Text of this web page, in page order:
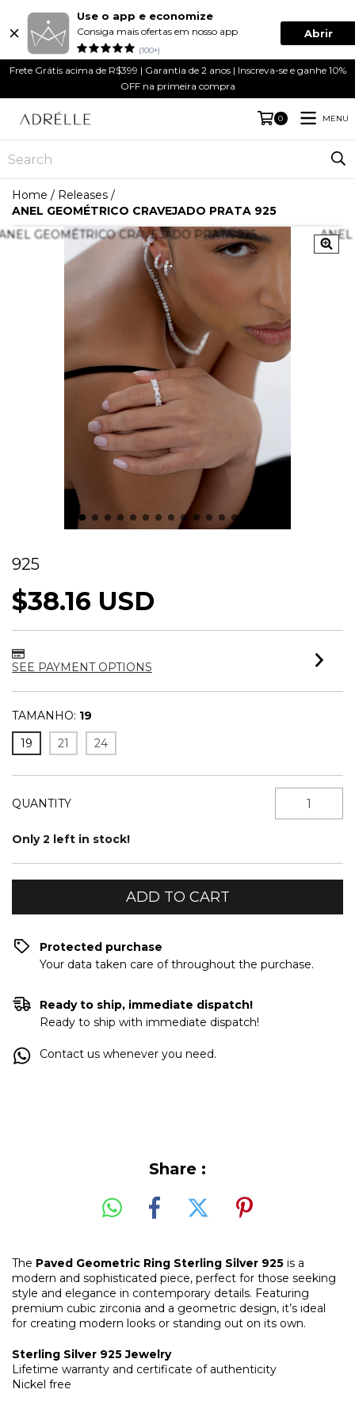
Use o app e economize
Consiga mais ofertas em nosso app
(100+)
Abrir
Frete Grátis acima de R$399 | Garantia de 2 anos | Inscreva-se e ganhe 10%
OFF na primeira compra
0 MENU
Home / Releases /
ANEL GEOMÉTRICO CRAVEJADO PRATA 925
925
$38.16 USD
SEE PAYMENT OPTIONS
TAMANHO: 19
19
21 24
QUANTITY
Only2 left in stock!
Protected purchase
Your data taken care of throughout the purchase.
Ready to ship, immediate dispatch!
Ready to ship with immediate dispatch!
Contact us whenever you need.
Share :
The Paved Geometric Ring Sterling Silver 925 is a
modern and sophisticated piece, perfect for those seeking
style and elegance in contemporary details. Featuring
premium cubic zirconia and a geometric design, it’s ideal
for creating modern looks or standing out on its own.
Sterling Silver 925 Jewelry
Lifetime warranty and certificate of authenticity
Nickel free